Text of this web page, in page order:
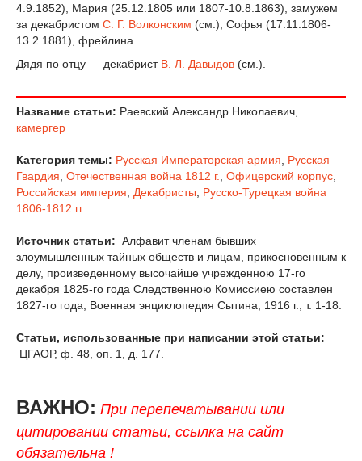
4.9.1852), Мария (25.12.1805 или 1807-10.8.1863), замужем
за декабристом С. Г. Волконским (см.); Софья (17.11.1806-
13.2.1881), фрейлина.
Дядя по отцу — декабрист В. Л. Давыдов (см.).
Название статьи: Раевский Александр Николаевич,
камергер
Категория темы: Русская Императорская армия
Русская
Гвардия Отечественная война 1812 г. Офицерский корпус
Российская империя
Декабристы
Русско-Турецкая война
1806-1812 гг.
Источник статьи: Алфавит членам бывших
злоумышленных тайных обществ и лицам, прикосновенным к
делу, произведенному высочайше учрежденною 17-го
декабря 1825-го года Следственною Комиссиею составлен
1827-го года, Военная энциклопедия Сытина, 1916 г., т. 1-18.
Статьи, использованные при написании этой статьи:
ЦГАОР, ф. 48, оп. 1, д. 177.
ВАЖНО: При перепечатывании или
цитировании статьи, ссылка на сайт
обязательна !